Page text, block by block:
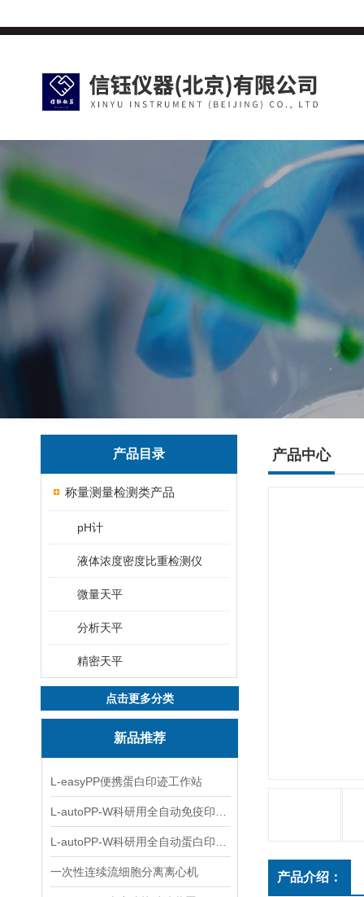
产品目录
称量测量检测类产品
pH计
液体浓度密度比重检测仪
微量天平
分析天平
精密天平
点击更多分类
新品推荐
L-easyPP便携蛋白印迹工作站
一次性连续流细胞分离离心机
产品中心
产品介绍：